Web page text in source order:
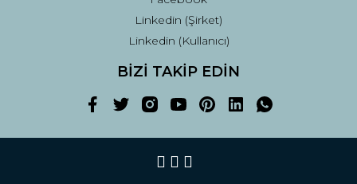
Linkedin (Şirket)
Linkedin (Kullanıcı)
BİZİ TAKİP EDİN